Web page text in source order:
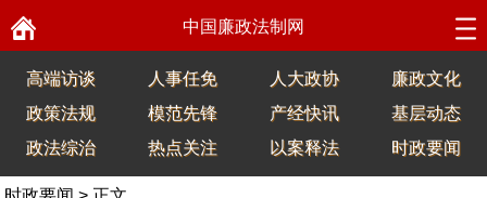
中国廉政法制网
高端访谈 人事任免 人大政协
廉政文化
政策法规
模范先锋 产经快讯
基层动态
政法综治
热点关注 以案释法 时政要闻